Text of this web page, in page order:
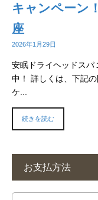
キャンペーン
座
2026年1月29日
安眠ドライヘッドスパ
中！ 詳しくは、下記
ケ...
続きを読む
お支払方法